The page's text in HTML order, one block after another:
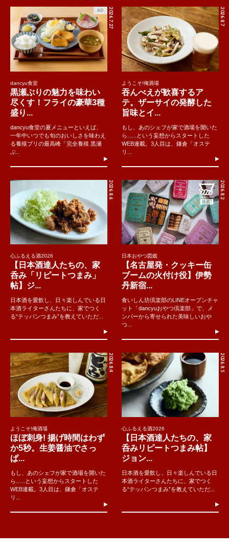
2026.7.27
AD
dancyu食堂
黒瀬ぶりの魅力を味わい
尽くす！フライの豪華3種
盛り...
dancyu食堂の夏メニューといえば、
一年中いつでも旬のおいしさを味わえ
る養殖ブリの最高峰「完全養殖 黒瀬
ぶ..
2026.8.7
ようこそ!俺酒場
吞んべえが歓喜するア
テ。ザーサイの発酵した
旨味とイ...
もし、あのシェフが家で酒場を開いた
ら......という妄想からスタートした
WEB連載。3人目は、鎌倉「オステ
リ...
2026.8.6
心ふるえる酒2026
【日本酒達人たちの、家
呑み「リピートつまみ」
帖】ジ...
日本酒を愛飲し、日々楽しんでいる日
本酒ライターさんたちに、家でつく
る“テッパンつまみ”を教えていただ...
2026.8.2
日本おやつ図鑑
【名古屋発・クッキー缶
ブームの火付け役】伊勢
丹新宿...
食いしん坊倶楽部のLINEオープンチャ
ット「dancyuおやつ倶楽部」で、メ
ンバーから寄せられた美味しいおや
つ...
2026.8.4
ようこそ!俺酒場
ほぼ刺身! 揚げ時間はわず
か5秒。生姜醤油でさっ
ぱ...
もし、あのシェフが家で酒場を開いた
ら......という妄想からスタートした
WEB連載。3人目は、鎌倉「オステ
リ...
2026.8.5
心ふるえる酒2026
【日本酒達人たちの、家
呑みリピートつまみ帖】
ジョン...
日本酒を愛飲し、日々楽しんでいる日
本酒ライターさんたちに、家でつく
る“テッパンつまみ”を教えていただ...